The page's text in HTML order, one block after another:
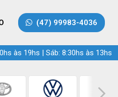
(47) 99983-4036
às 19hs | Sáb: 8:30hs às 13hs